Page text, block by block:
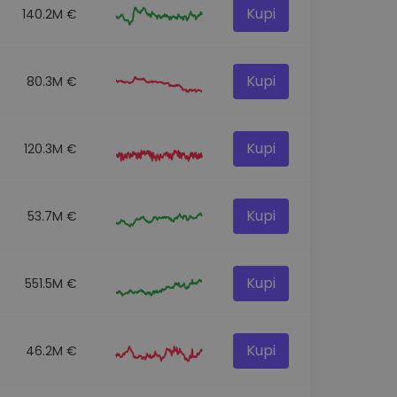
140.2M € Kupi
80.3M € Kupi
120.3M € Kupi
53.7M € Kupi
551.5M € Kupi
46.2M € Kupi